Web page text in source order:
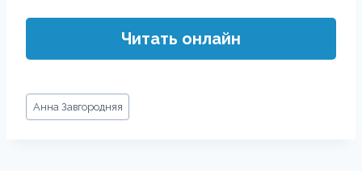
Читать онлайн
Метки
записи:
Анна Завгородняя